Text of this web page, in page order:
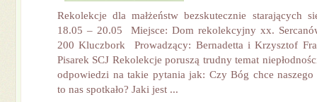
Rekolekcje dla małżeństw bezskutecznie starających
18.05 – 20.05 Miejsce: Dom rekolekcyjny xx.
200 Kluczbork Prowadzący: Bernadetta i Krzysztof
Pisarek SCJ Rekolekcje poruszą trudny temat
odpowiedzi na takie pytania jak: Czy Bóg chce naszego
to nas spotkało? Jaki jest ...